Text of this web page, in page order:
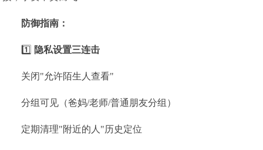
️防御指南：
1️⃣ 隐私设置三连击
关闭"允许陌生人查看"
分组可见（爸妈/老师/普通朋友分组）
定期清理"附近的人"历史定位